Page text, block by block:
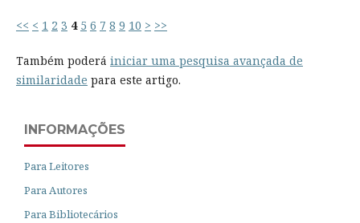
<< < 1 2 3 4 5 6 7 8 9 10 > >>
Também poderá iniciar uma pesquisa avançada de
similaridade para este artigo.
INFORMAÇÕES
Para Leitores
Para Autores
Para Bibliotecários